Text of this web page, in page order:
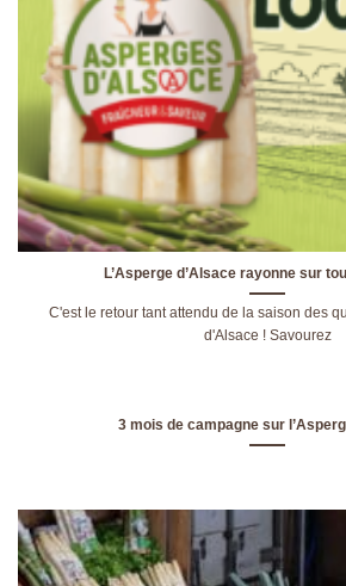
L’Asperge d’Alsace rayonne sur
C'est le retour tant attendu de la saison des
d'Alsace ! Savourez
3 mois de campagne sur